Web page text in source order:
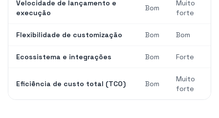
Velocidade de lançamento e
execução
Bom
Muito
forte
Flexibilidade de customização Bom Bom
Ecossistema e integrações Bom Forte
Eficiência de custo total (TCO) Bom
Muito
forte